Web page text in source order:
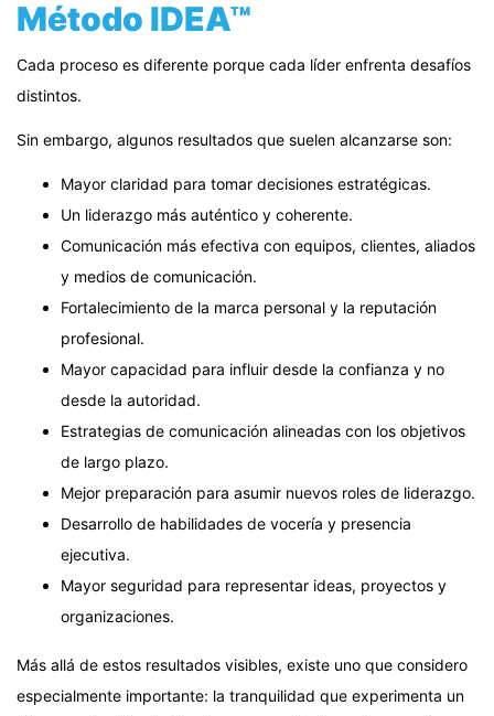
Método IDEA™
Cada proceso es diferente porque cada líder enfrenta desafíos
distintos.
Sin embargo, algunos resultados que suelen alcanzarse son:
Mayor claridad para tomar decisiones estratégicas.
Un liderazgo más auténtico y coherente.
Comunicación más efectiva con equipos, clientes, aliados
y medios de comunicación.
Fortalecimiento de la marca personal y la reputación
profesional.
Mayor capacidad para influir desde la confianza y no
desde la autoridad.
Estrategias de comunicación alineadas con los objetivos
de largo plazo.
Mejor preparación para asumir nuevos roles de liderazgo.
Desarrollo de habilidades de vocería y presencia
ejecutiva.
Mayor seguridad para representar ideas, proyectos y
organizaciones.
Más allá de estos resultados visibles, existe uno que considero
especialmente importante: la tranquilidad que experimenta un